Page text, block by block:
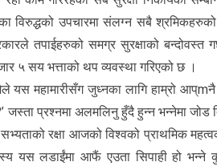
विरुद्धको उपचारमा संलग्न सबै
तपाईहरुको समग्र सुरक्षाको बन्दोवस्त
५ सय भत्ताको थप व्यवस्था गरिएको छ ।
महामारीसँग जुध्नका लागि हाम्रो आप्mनै
जस्ता प्रश्नमा अलमलिनु हुँदै हुन्न भन्नेमा जोड
सभ्यताको रक्षा आजको विश्वको प्राथमिक
यस लडाईंमा आफैं एउता सिपाही हो भन्ने